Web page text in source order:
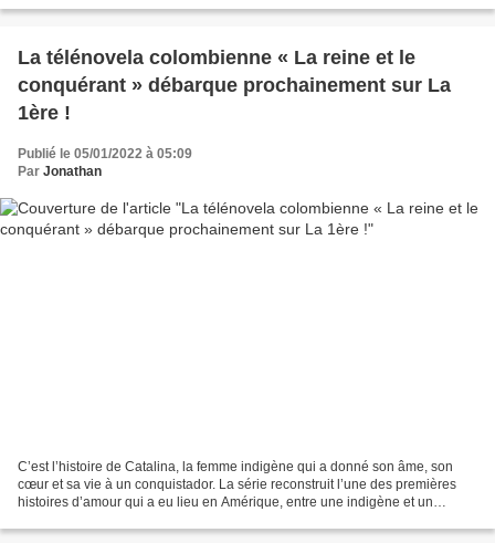
La télénovela colombienne « La reine et le
conquérant » débarque prochainement sur La
1ère !
Publié le 05/01/2022 à 05:09
Par Jonathan
C’est l’histoire de Catalina, la femme indigène qui a donné son âme, son
cœur et sa vie à un conquistador. La série reconstruit l’une des premières
histoires d’amour qui a eu lieu en Amérique, entre une indigène et un